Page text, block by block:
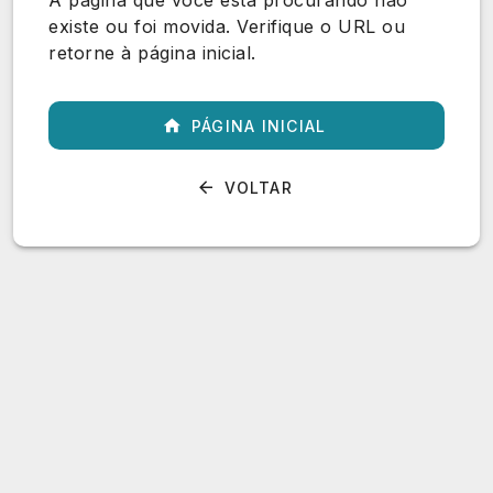
existe ou foi movida. Verifique o URL ou
retorne à página inicial.
PÁGINA INICIAL
VOLTAR